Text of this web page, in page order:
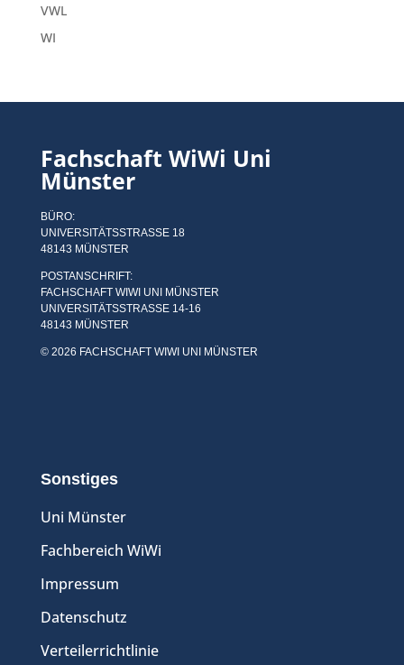
VWL
WI
Fachschaft WiWi Uni
Münster
BÜRO:
UNIVERSITÄTSSTRASSE 18
48143 MÜNSTER
POSTANSCHRIFT:
FACHSCHAFT WIWI UNI MÜNSTER
UNIVERSITÄTSSTRASSE 14-16
48143 MÜNSTER
© 2026 FACHSCHAFT WIWI UNI MÜNSTER
Sonstiges
Uni Münster
Fachbereich WiWi
Impressum
Datenschutz
Verteilerrichtlinie